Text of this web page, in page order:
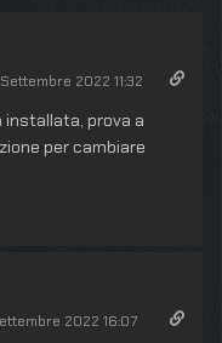
Settembre 2022 11:32
installata, prova a
per cambiare
2022 16:07